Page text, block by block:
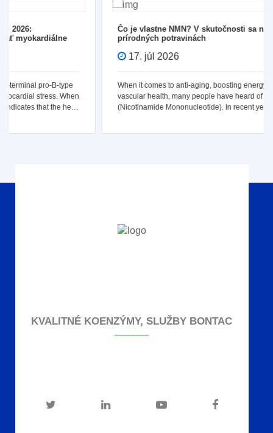
Čo je vlastne NMN? V skutočnosti sa nachádza v
prírodných potravinách
When it comes to anti-aging, boosting energy, and maintaining
vascular health, many people have heard of a specific term—NMN
(Nicotinamide Mononucleotide). In recent years, it has garnered
KVALITNÉ KOENZÝMY, SLUŽBY BONTAC